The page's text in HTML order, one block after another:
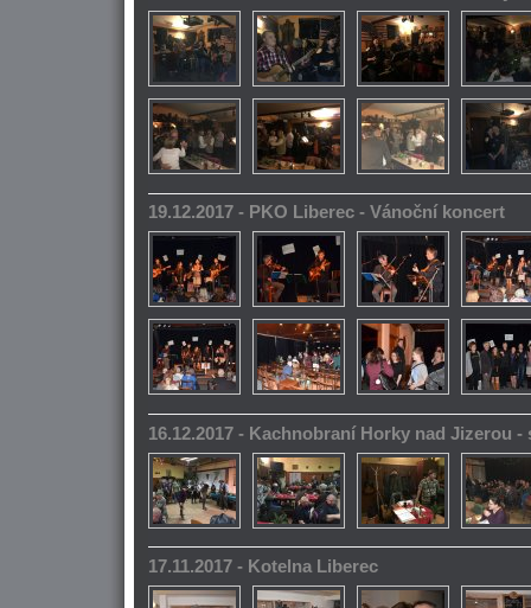
19.12.2017 - PKO Liberec - Vánoční koncert
16.12.2017 - Kachnobraní Horky nad Jizerou -
17.11.2017 - Kotelna Liberec